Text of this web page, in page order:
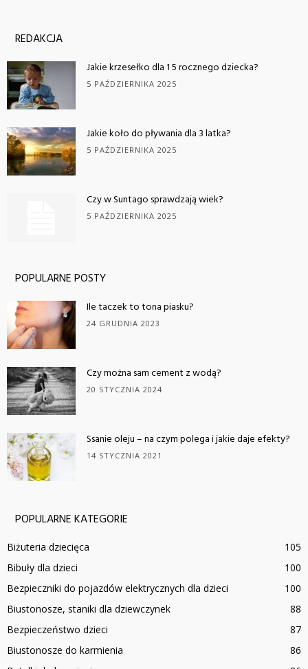
REDAKCJA
Jakie krzesełko dla 1 5 rocznego dziecka?
5 PAŹDZIERNIKA 2025
Jakie koło do pływania dla 3 latka?
5 PAŹDZIERNIKA 2025
Czy w Suntago sprawdzają wiek?
5 PAŹDZIERNIKA 2025
POPULARNE POSTY
Ile taczek to tona piasku?
24 GRUDNIA 2023
Czy można sam cement z wodą?
20 STYCZNIA 2024
Ssanie oleju – na czym polega i jakie daje efekty?
14 STYCZNIA 2021
POPULARNE KATEGORIE
Biżuteria dziecięca
105
Bibuły dla dzieci
100
Bezpieczniki do pojazdów elektrycznych dla dzieci
100
Biustonosze, staniki dla dziewczynek
88
Bezpieczeństwo dzieci
87
Biustonosze do karmienia
86